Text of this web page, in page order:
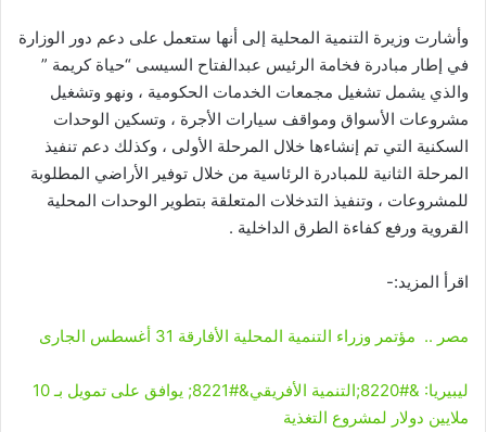
وأشارت وزيرة التنمية المحلية إلى أنها ستعمل على دعم دور الوزارة
في إطار مبادرة فخامة الرئيس عبدالفتاح السيسى “حياة كريمة ”
والذي يشمل تشغيل مجمعات الخدمات الحكومية ، ونهو وتشغيل
مشروعات الأسواق ومواقف سيارات الأجرة ، وتسكين الوحدات
السكنية التي تم إنشاءها خلال المرحلة الأولى ، وكذلك دعم تنفيذ
المرحلة الثانية للمبادرة الرئاسية من خلال توفير الأراضي المطلوبة
للمشروعات ، وتنفيذ التدخلات المتعلقة بتطوير الوحدات المحلية
القروية ورفع كفاءة الطرق الداخلية .
اقرأ المزيد:-
مصر .. مؤتمر وزراء التنمية المحلية الأفارقة 31 أغسطس الجارى
ليبيريا: &#8220;التنمية الأفريقي&#8221; يوافق على تمويل بـ 10
ملايين دولار لمشروع التغذية